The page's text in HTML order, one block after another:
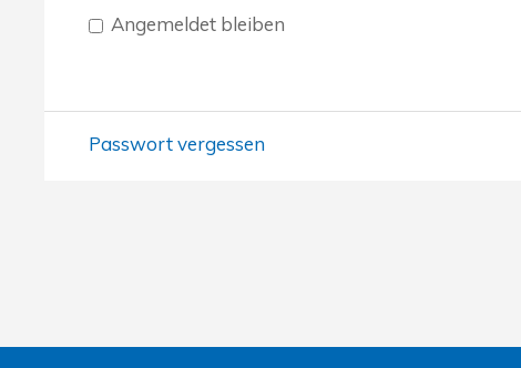
Angemeldet bleiben
Passwort vergessen